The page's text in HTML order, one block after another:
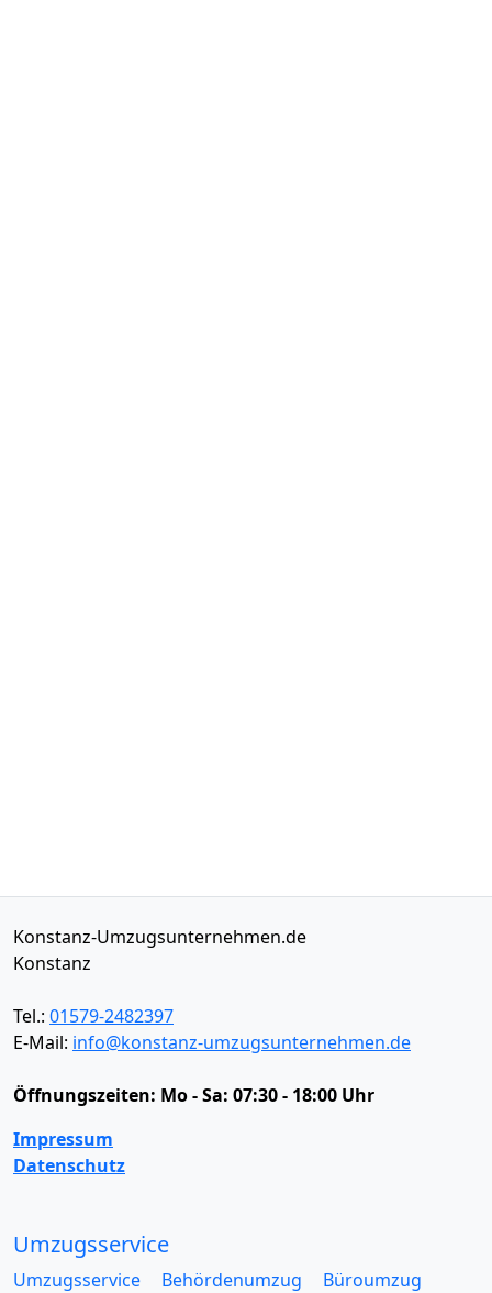
Konstanz-Umzugsunternehmen.de
Konstanz
Tel.: 01579-2482397
E-Mail: info@konstanz-umzugsunternehmen.de
Öffnungszeiten: Mo - Sa: 07:30 - 18:00 Uhr
Impressum
Datenschutz
Umzugsservice
Umzugsservice Behördenumzug
Büroumzug